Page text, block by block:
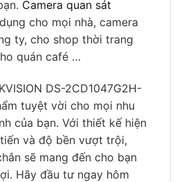
Camera quan sát
cho mọi nhà, camera
ty, cho shop thời trang
quán café …
DS-2CD1047G2H-
tuyệt vời cho mọi nhu
của bạn. Với thiết kế hiện
và độ bền vượt trội,
sẽ mang đến cho bạn
Hãy đầu tư ngay hôm